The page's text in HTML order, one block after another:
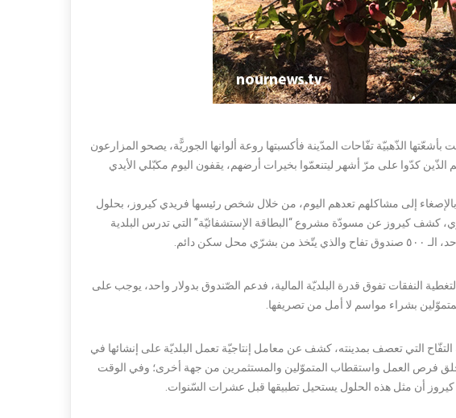
الذّهبيّة تفّاحات المدّينة فأكسبتها روعة ألوانها الجوريًّة، يصحو المزارعون
كدّوا على مرّ أشهر ليتنعمّوا بخيرات أرضهم، يقفون اليوم مكبّلي الأيدي
إلى مشاكلهم تعدهم اليوم، من خلال شخص رئيسها فريدي كيروز، بحلول
كشف كيروز عن مسودّة مشروع “البطاقة الإستشفائيّة” التي تدرس البلدية
سكن دائم.
النفقات تفوق قدرة البلديّة المالية، فدعم الصّندوق بدولار واحد، يوجب على
التي تعصف بمدينته، كشف عن معامل إنتاجيّة تعمل البلديّة على إنشائها في
فرص العمل واستقطاب المتموّلين والمستثمرين من جهة أخرى؛ وفي الوقت
كيروز أن مثل هذه الحلول يستحيل تطبيقها قبل عشرات السّنوات.